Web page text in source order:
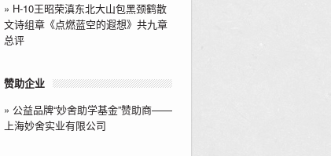
» H-10王昭荣滇东北大山包黑颈鹤散
文诗组章《点燃蓝空的遐想》共九章
总评
赞助企业
» 公益品牌“妙舍助学基金”赞助商——
上海妙舍实业有限公司